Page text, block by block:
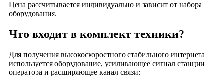
Цена рассчитывается индивидуально и зависит от набора
оборудования.
Что входит в комплект техники?
Для получения высокоскоростного стабильного интернета
используется оборудование, усиливающее сигнал станции
оператора и расширяющее канал связи: